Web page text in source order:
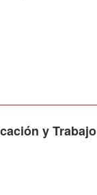
y Trabajo